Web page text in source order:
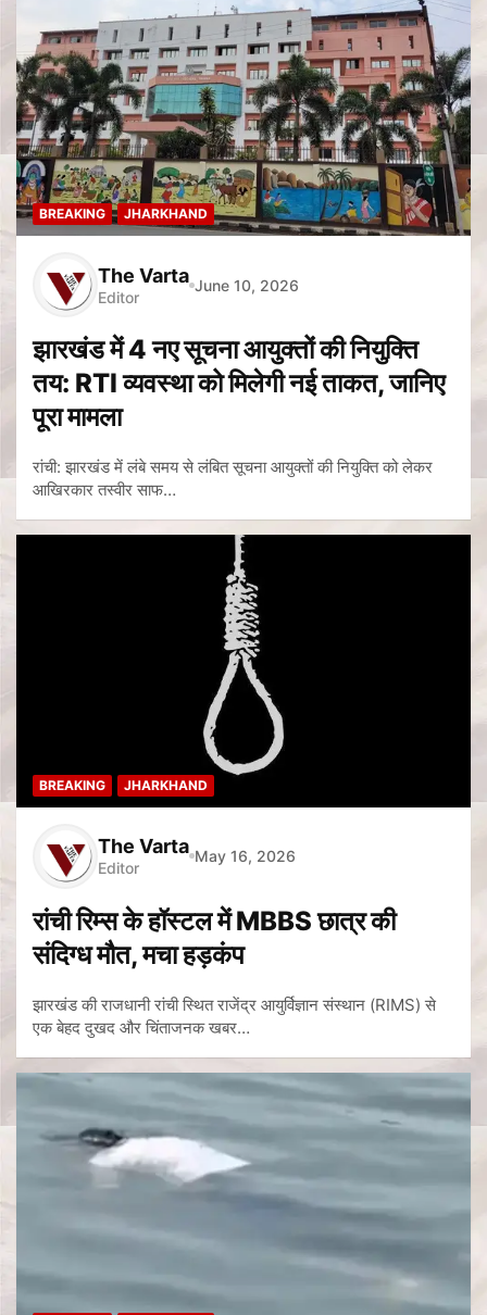
BREAKING JHARKHAND
The Varta
Editor
June 10, 2026
झारखंड में 4 नए सूचना आयुक्तों की नियुक्ति
तय: RTI व्यवस्था को मिलेगी नई ताकत, जानिए
पूरा मामला
रांची: झारखंड में लंबे समय से लंबित सूचना आयुक्तों की नियुक्ति को लेकर
आखिरकार तस्वीर साफ…
BREAKING JHARKHAND
The Varta
Editor
May 16, 2026
रांची रिम्स के हॉस्टल में MBBS छात्र की
संदिग्ध मौत, मचा हड़कंप
झारखंड की राजधानी रांची स्थित राजेंद्र आयुर्विज्ञान संस्थान (RIMS) से
एक बेहद दुखद और चिंताजनक खबर…